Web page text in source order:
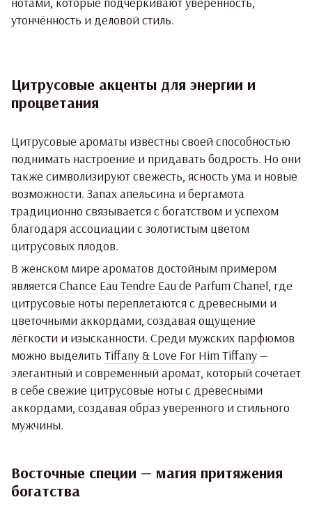
утончённость и деловой стиль.
Цитрусовые акценты для энергии и
процветания
Цитрусовые ароматы известны своей способностью
поднимать настроение и придавать бодрость. Но они
также символизируют свежесть, ясность ума и новые
возможности. Запах апельсина и бергамота
традиционно связывается с богатством и успехом
благодаря ассоциации с золотистым цветом
цитрусовых плодов.
В женском мире ароматов достойным примером
является Chance Eau Tendre Eau de Parfum Chanel, где
цитрусовые ноты переплетаются с древесными и
цветочными аккордами, создавая ощущение
лёгкости и изысканности. Среди мужских парфюмов
можно выделить Tiffany & Love For Him Tiffany—
элегантный и современный аромат, который сочетает
в себе свежие цитрусовые ноты с древесными
аккордами, создавая образ уверенного и стильного
мужчины.
Восточные специи — магия притяжения
богатства